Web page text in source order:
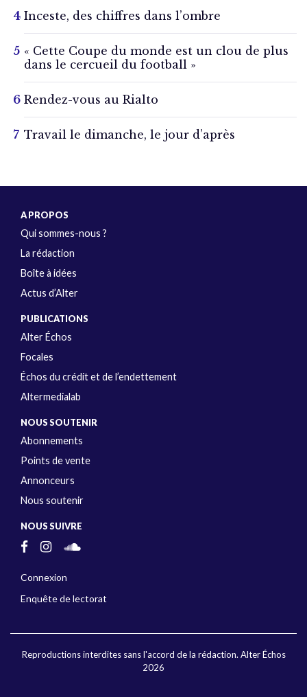
Inceste, des chiffres dans l’ombre
« Cette Coupe du monde est un clou de plus
dans le cercueil du football »
Rendez-vous au Rialto
Travail le dimanche, le jour d’après
A PROPOS
Qui sommes-nous ?
La rédaction
Boîte à idées
Actus d’Alter
PUBLICATIONS
Alter Échos
Focales
Échos du crédit et de l’endettement
Altermedialab
NOUS SOUTENIR
Abonnements
Points de vente
Annonceurs
Nous soutenir
NOUS SUIVRE
Connexion
Enquête de lectorat
Reproductions interdites sans l'accord de la rédaction. Alter Échos
2026